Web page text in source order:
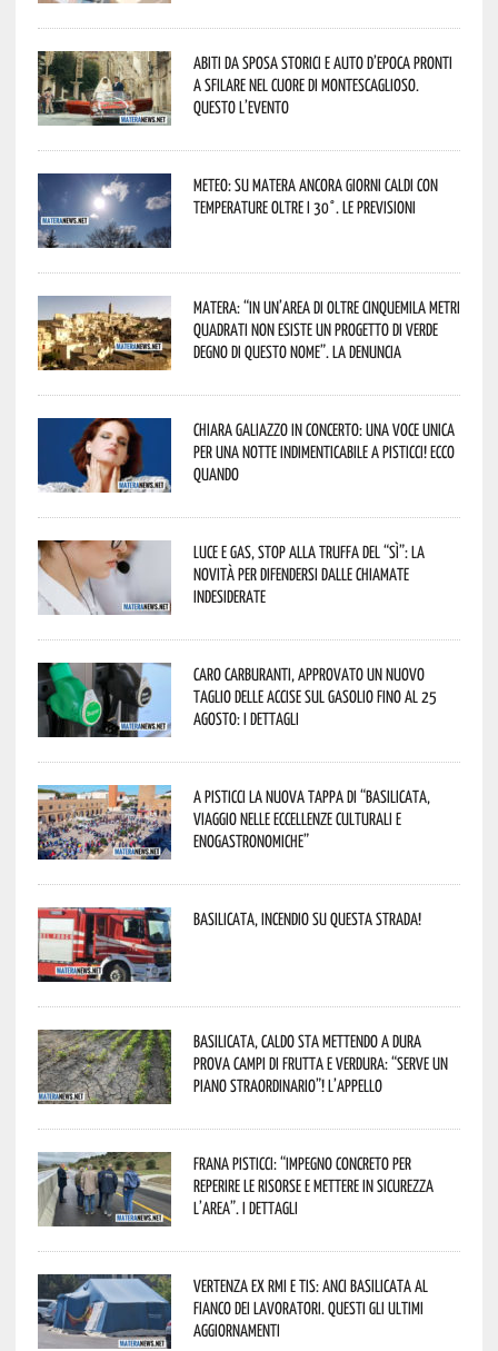
Abiti da sposa storici e auto d’epoca pronti
a sfilare nel cuore di Montescaglioso.
Questo l’evento
Meteo: su Matera ancora giorni caldi con
temperature oltre i 30°. Le previsioni
Matera: “In un’area di oltre cinquemila metri
quadrati non esiste un progetto di verde
degno di questo nome”. La denuncia
Chiara Galiazzo in concerto: una voce unica
per una notte indimenticabile a Pisticci! Ecco
quando
Luce e gas, stop alla truffa del “Sì”: la
novità per difendersi dalle chiamate
indesiderate
Caro carburanti, approvato un nuovo
taglio delle accise sul gasolio fino al 25
agosto: i dettagli
A Pisticci la nuova tappa di “Basilicata,
viaggio nelle eccellenze culturali e
enogastronomiche”
Basilicata, incendio su questa strada!
Basilicata, caldo sta mettendo a dura
prova campi di frutta e verdura: “Serve un
piano straordinario”! L’appello
Frana Pisticci: “Impegno concreto per
reperire le risorse e mettere in sicurezza
l’area”. I dettagli
Vertenza ex RMI e TIS: ANCI Basilicata al
fianco dei lavoratori. Questi gli ultimi
aggiornamenti